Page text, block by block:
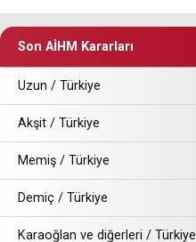
Son AİHM Kararları
Uzun / Türkiye
Akşit / Türkiye
Memiş / Türkiye
Demiç / Türkiye
Karaoğlan ve diğerleri / Türkiye